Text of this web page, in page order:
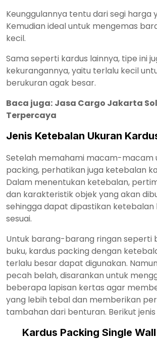
Keunggulannya tentu dari segi harga
Kemudian ideal untuk mengemas
kecil.
Sama seperti kardus lainnya, tipe ini
kekurangannya, yaitu terlalu kecil
berukuran agak besar.
Baca juga: Jasa Cargo Jakarta
Terpercaya
Jenis Ketebalan Ukuran
Setelah memahami macam-macam
packing, perhatikan juga ketebalan
Dalam menentukan ketebalan,
dan karakteristik objek yang akan
sehingga dapat dipastikan ketebalan
sesuai.
Untuk barang-barang ringan seperti
buku, kardus packing dengan
terlalu besar dapat digunakan.
pecah belah, disarankan untuk
beberapa lapisan kertas agar
yang lebih tebal dan memberikan
tambahan dari benturan. Berikut
Kardus Packing Single Wall